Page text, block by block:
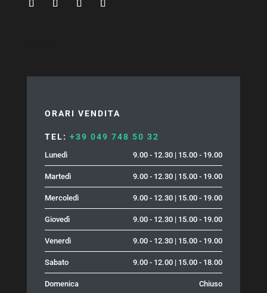
ORARI VENDITA
TEL: +39 049 748 50 32
Lunedì 9.00 - 12.30 | 15.00 - 19.00
Martedì 9.00 - 12.30 | 15.00 - 19.00
Mercoledì 9.00 - 12.30 | 15.00 - 19.00
Giovedì 9.00 - 12.30 | 15.00 - 19.00
Venerdì 9.00 - 12.30 | 15.00 - 19.00
Sabato 9.00 - 12.00 | 15.00 - 18.00
Domenica Chiuso